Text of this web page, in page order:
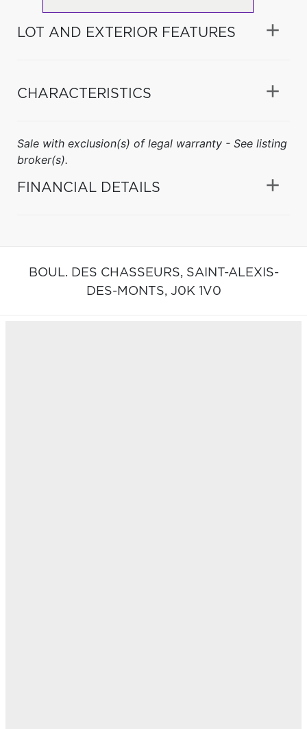
LOT AND EXTERIOR FEATURES
CHARACTERISTICS
Sale with exclusion(s) of legal warranty - See listing
broker(s).
FINANCIAL DETAILS
BOUL. DES CHASSEURS, SAINT-ALEXIS-
DES-MONTS, J0K 1V0